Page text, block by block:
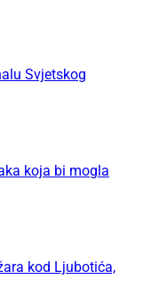
Svjetskog
koja bi mogla
kod Ljubotića,